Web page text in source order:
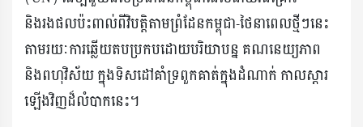
និងរងផលប៉ះពាល់ពីវិបត្តិតាមព្រំដែនកម្ពុជា-ថៃនាពេលថ្មីៗនេះ
តាមរយៈការឆ្លើយតបប្រកបដោយបរិយាបន្ន គណនេយ្យភាព
និងពហុវិស័យ ក្នុងទិសដៅគាំទ្រពួកគាត់ក្នុងដំណាក់ កាលស្តារ
ឡើងវិញដ៏លំបាកនេះ។